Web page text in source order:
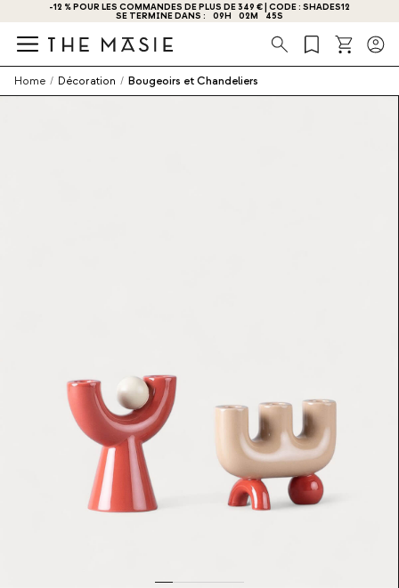
OBTENEZ - 10 % DE RÉDUCTION EN VOUS INSCRIVANT DÈS MAINTENANT !
Recherche
Home / Décoration / Bougeoirs et Chandeliers